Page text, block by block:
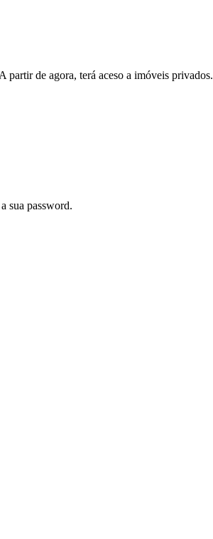
partir de agora, terá aceso a imóveis privados.
sua password.